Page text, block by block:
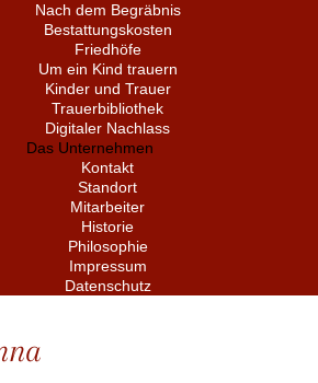
Nach dem Begräbnis
Bestattungskosten
Friedhöfe
Um ein Kind trauern
Kinder und Trauer
Trauerbibliothek
Digitaler Nachlass
Das Unternehmen
Kontakt
Standort
Mitarbeiter
Historie
Philosophie
Impressum
Datenschutz